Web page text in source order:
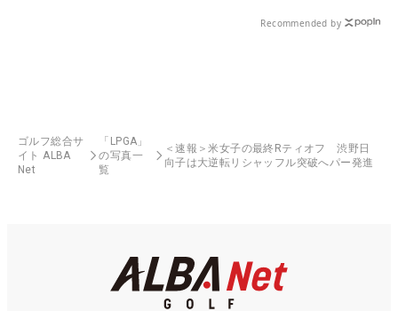
Recommended by
ゴルフ総合サ
イト ALBA
Net
「LPGA」
の写真一
覧
＜速報＞米女子の最終Rティオフ 渋野日
向子は大逆転リシャッフル突破へパー発進